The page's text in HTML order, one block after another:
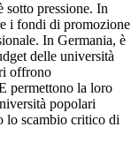
sotto pressione. In
i fondi di promozione
In Germania, è
delle università
offrono
permettono la loro
popolari
lo scambio critico di